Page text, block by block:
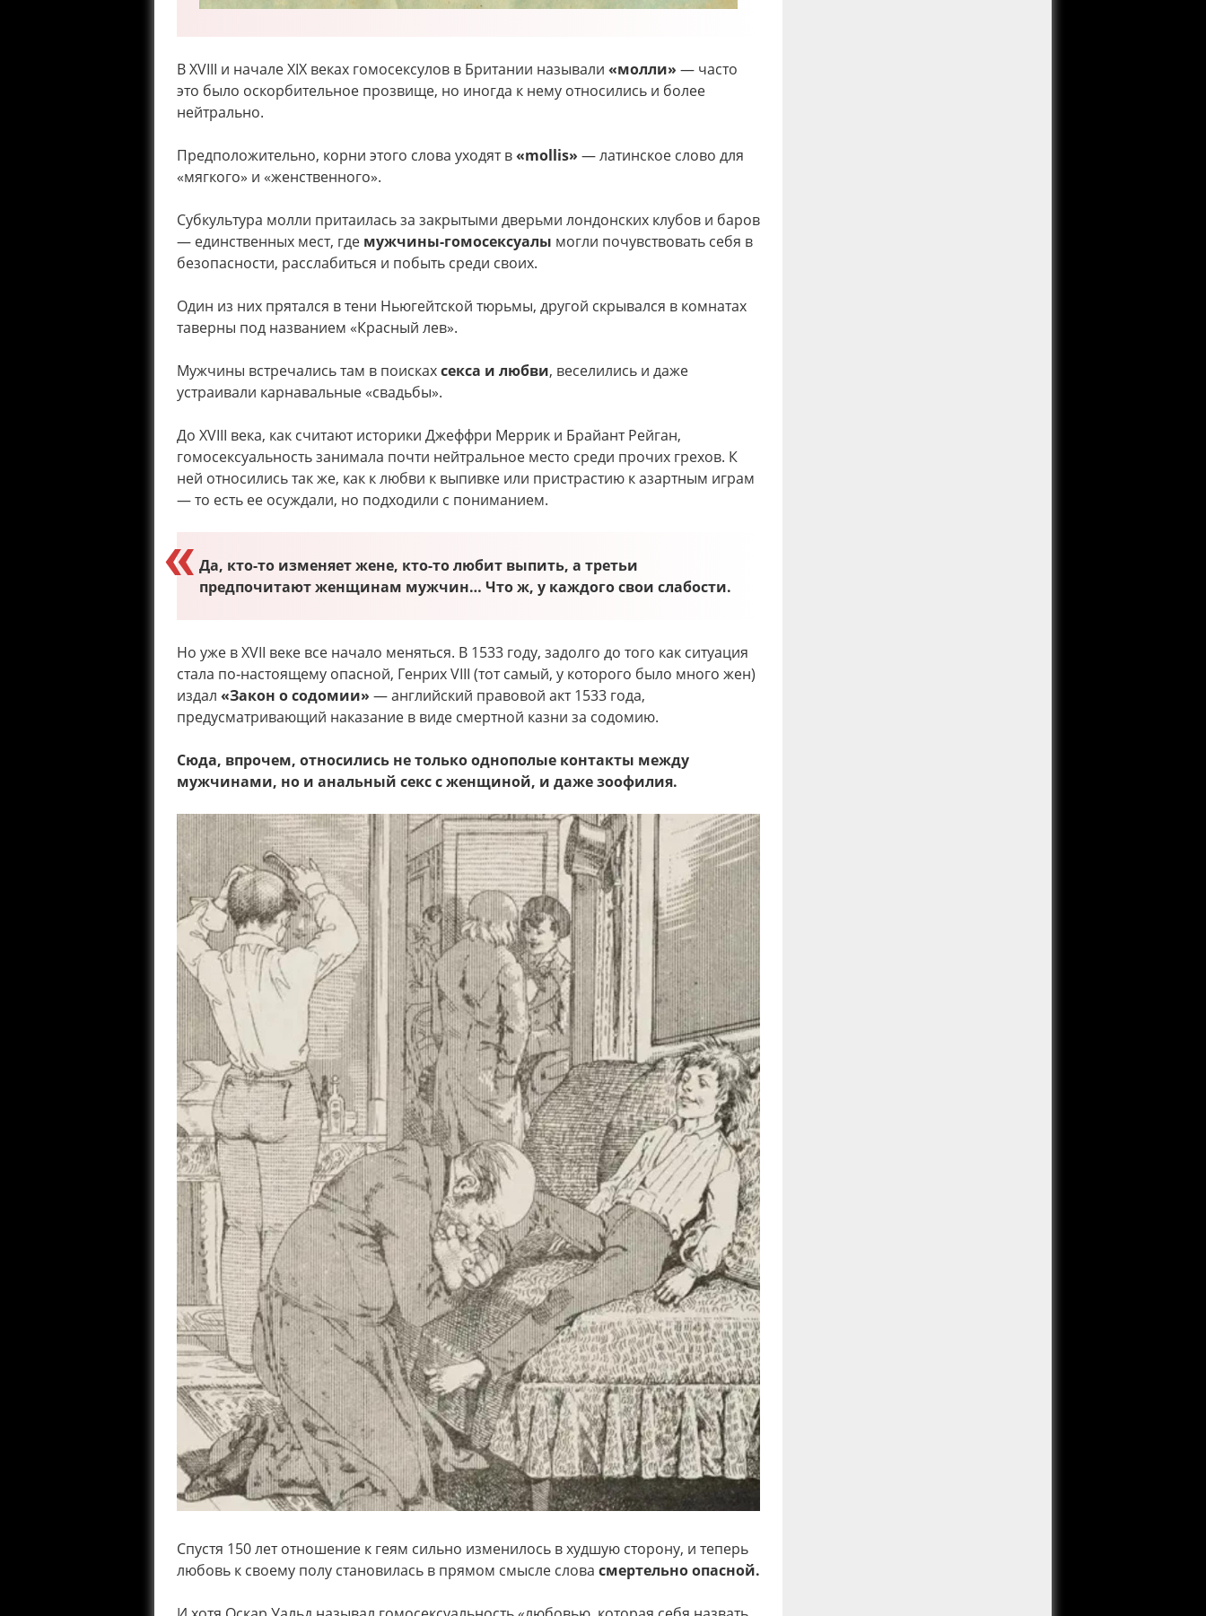
В XVIII и начале XIX веках гомосексулов в Британии называли «молли» — часто
это было оскорбительное прозвище, но иногда к нему относились и более
нейтрально.
Предположительно, корни этого слова уходят в«mollis» — латинское слово для
«мягкого» и «женственного».
Субкультура молли притаилась за закрытыми дверьми лондонских клубов и баров
— единственных мест, где мужчины-гомосексуалы могли почувствовать себя в
безопасности, расслабиться и побыть среди своих.
Один из них прятался в тени Ньюгейтской тюрьмы, другой скрывался в комнатах
таверны под названием «Красный лев».
Мужчины встречались там в поискахсекса и любви, веселились и даже
устраивали карнавальные «свадьбы».
До XVIII века, как считают историки Джеффри Меррик и Брайант Рейган,
гомосексуальность занимала почти нейтральное место среди прочих грехов. К
ней относились так же, как к любви к выпивке или пристрастию к азартным играм
— то есть ее осуждали, но подходили с пониманием.
Да, кто-то изменяет жене, кто-то любит выпить, а третьи
предпочитают женщинам мужчин… Что ж, у каждого свои слабости.
Но уже в XVII веке все начало меняться. В 1533 году, задолго до того как ситуация
стала по‑настоящему опасной, Генрих VIII (тот самый, у которого было много жен)
издал «Закон о содомии» — английский правовой акт 1533 года,
предусматривающий наказание в виде смертной казни за содомию.
Сюда, впрочем, относились не только однополые контакты между
мужчинами, но и анальный секс с женщиной, и даже зоофилия.
Спустя 150 лет отношение к геям сильно изменилось в худшую сторону, и теперь
любовь к своему полу становилась в прямом смысле слова смертельно опасной.